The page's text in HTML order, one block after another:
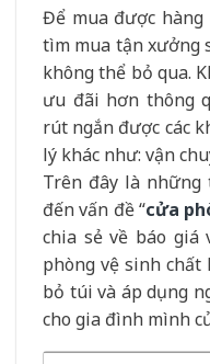
Để mua được
tìm mua tận xưởng
không thể bỏ qua.
ưu đãi hơn thông
rút ngắn được các
lý khác như: vận
Trên đây là
đến vấn đề “cửa
chia sẻ về báo giá
phòng vệ sinh chất
bỏ túi và áp dụng
cho gia đình mình